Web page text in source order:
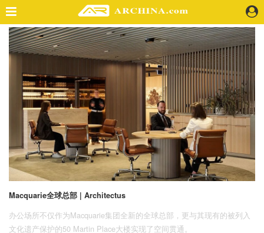
精选案例
景 观
室 内
视 频
头条资讯
业 界
机 构
人 物
地 产
快速搜索
Macquarie全球总部 | Architectus
办公场所不仅作为Macquarie集团全新的全球总部，更与其现有的被列入
文化遗产保护的50 Martin Place大楼实现了空间贯通。